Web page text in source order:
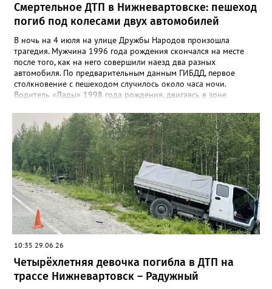
Смертельное ДТП в Нижневартовске: пешеход
погиб под колесами двух автомобилей
В ночь на 4 июля на улице Дружбы Народов произошла
трагедия. Мужчина 1996 года рождения скончался на месте
после того, как на него совершили наезд два разных
автомобиля. По предварительным данным ГИБДД, первое
столкновение с пешеходом случилось около часа ночи.
Водитель «Лады» 1998 года рождения, двигаясь в зоне
наезд на мужчину. Через непродолжительное время
пострадавшего повторно сбил уже другой автомобиль —
Toyota, за рулем которой находился водитель 1977 года
рождения. От полученных травм пешеход скончался на месте
происшествия до приезда скорой помощи. Обстоятельства
аварии и степень ответственности каждого из водителей в
данный момент устанавливаются сотрудниками
Госавтоинспекции.
10:35 29.06.26
Четырёхлетняя девочка погибла в ДТП на
трассе Нижневартовск – Радужный